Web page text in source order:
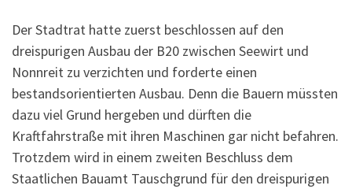
Der Stadtrat hatte zuerst beschlossen auf den
dreispurigen Ausbau der B20 zwischen Seewirt und
Nonnreit zu verzichten und forderte einen
bestandsorientierten Ausbau. Denn die Bauern müssten
dazu viel Grund hergeben und dürften die
Kraftfahrstraße mit ihren Maschinen gar nicht befahren.
Trotzdem wird in einem zweiten Beschluss dem
Staatlichen Bauamt Tauschgrund für den dreispurigen